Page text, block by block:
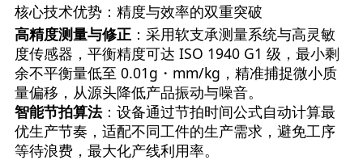
核心技术优势：精度与效率的双重突破
高精度测量与修正：采用软支承测量系统与高灵敏
度传感器，平衡精度可达 ISO 1940 G1 级，最小剩
余不平衡量低至 0.01g・mm/kg，精准捕捉微小质
量偏移，从源头降低产品振动与噪音。
智能节拍算法：设备通过节拍时间公式自动计算最
优生产节奏，适配不同工件的生产需求，避免工序
等待浪费，最大化产线利用率。